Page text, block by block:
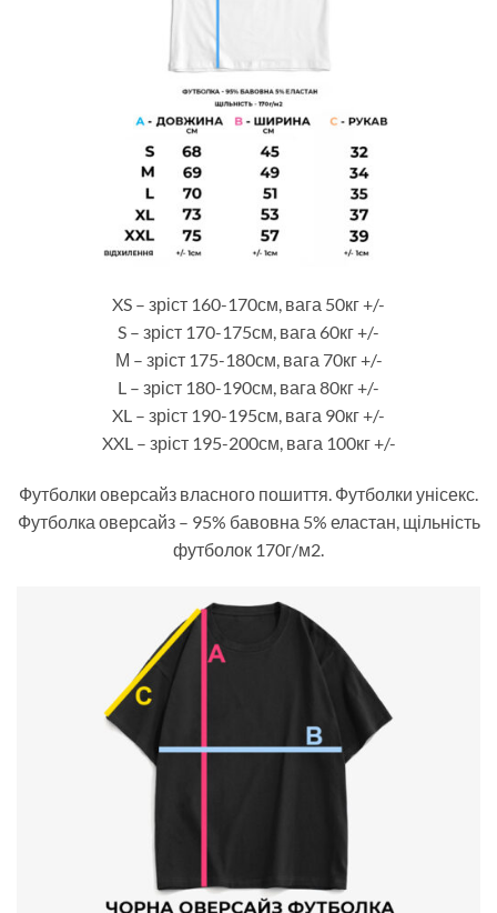
XS – зріст 160-170см, вага 50кг +/-
S – зріст 170-175см, вага 60кг +/-
М – зріст 175-180см, вага 70кг +/-
L – зріст 180-190см, вага 80кг +/-
XL – зріст 190-195см, вага 90кг +/-
XXL – зріст 195-200см, вага 100кг +/-
Футболки оверсайз власного пошиття. Футболки унісекс.
Футболка оверсайз – 95% бавовна 5% еластан, щільність
футболок 170г/м2.